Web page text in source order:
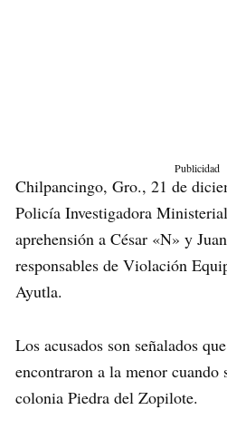
Publicidad
Chilpancingo, Gro., 21 de
Policía Investigadora
aprehensión a César «N» y
responsables de Violación
Ayutla.
Los acusados son señalados
encontraron a la menor
colonia Piedra del Zopilote.